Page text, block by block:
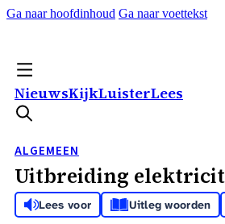
Ga naar hoofdinhoud Ga naar voettekst
NieuwsKijkLuisterLees
ALGEMEEN
Uitbreiding
Lees voor Uitleg woorden